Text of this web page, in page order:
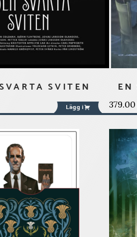
SVITEN
Lägg i
EN
379.00